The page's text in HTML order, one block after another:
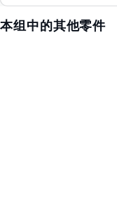
本组中的其他零件